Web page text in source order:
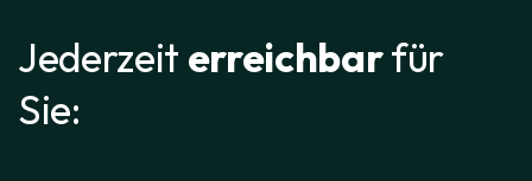
Jederzeit erreichbarfür
Sie: